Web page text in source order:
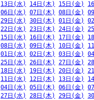
13日(水) 14日(木) 15日(金)
06日(水) 07日(木) 08日(金)
29日(水) 30日(木) 01日(金)
22日(水) 23日(木) 24日(金)
15日(水) 16日(木) 17日(金)
08日(水) 09日(木) 10日(金)
01日(水) 02日(木) 03日(金)
25日(水) 26日(木) 27日(金)
18日(水) 19日(木) 20日(金)
11日(水) 12日(木) 13日(金)
04日(水) 05日(木) 06日(金)
27日(水) 28日(木) 29日(金)